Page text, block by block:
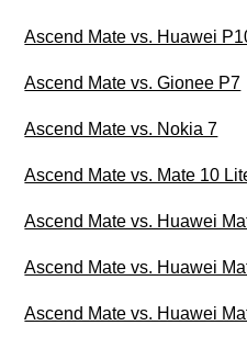
Ascend Mate vs. Huawei
Ascend Mate vs. Gionee P7
Ascend Mate vs. Nokia 7
Ascend Mate vs. Mate 10
Ascend Mate vs. Huawei
Ascend Mate vs. Huawei
Ascend Mate vs. Huawei